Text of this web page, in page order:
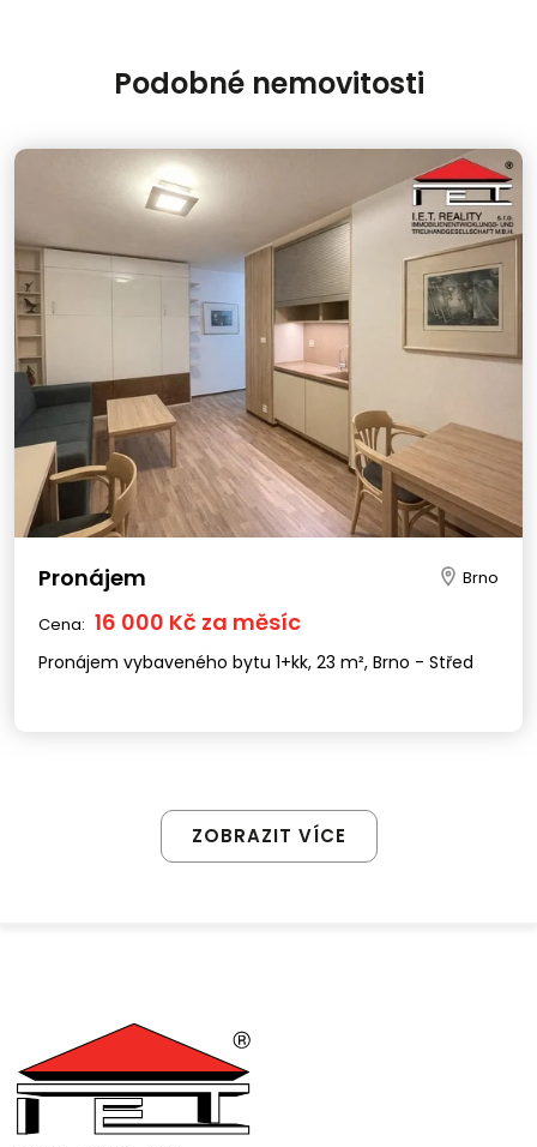
Podobné nemovitosti
Pronájem Brno
Cena: 16 000 Kč za měsíc
Pronájem vybaveného bytu 1+kk, 23 m², Brno - Střed
ZOBRAZIT VÍCE